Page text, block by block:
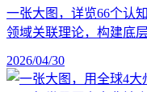
一张大图，详览66个认
领域关联理论，构建底
2026/04/30